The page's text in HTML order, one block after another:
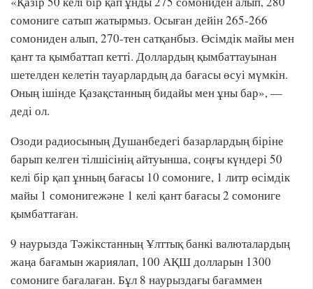
сомониге сатып жатырмыз. Осыған дейін 265-266
сомониден алып, 270-тен сатқанбыз. Өсімдік майы мен
қант та қымбаттап кетті. Доллардың қымбаттауынан
шетелден келетін тауарлардың да бағасы өсуі мүмкін.
Оның ішінде Қазақстанның бидайы мен ұны бар», —
деді ол.
Озоди радиосының Душанбедегі базарлардың біріне
барып келген тілшісінің айтуынша, соңғы күндері 50
келі бір қап ұнның бағасы 10 сомониге, 1 литр өсімдік
майы 1 сомонигежәне 1 келі қант бағасы 2 сомониге
қымбаттаған.
9 наурызда Тәжікстанның Ұлттық банкі валюталардың
жаңа бағамын жариялап, 100 АҚШ долларын 1300
сомониге бағалаған. Бұл 8 наурыздағы бағаммен